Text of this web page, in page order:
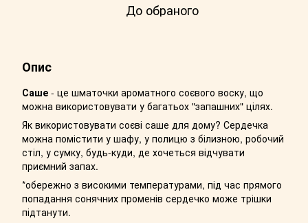
До обраного
Опис
Саше - це шматочки ароматного соєвого воску, що
можна використовувати у багатьох "запашних" цілях.
Як використовувати соєві саше для дому? Сердечка
можна помістити у шафу, у полицю з білизною, робочий
стіл, у сумку, будь-куди, де хочеться відчувати
приємний запах.
*обережно з високими температурами, під час прямого
попадання сонячних променів сердечко може трішки
підтанути.